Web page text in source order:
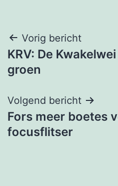
Bericht
navigatie
Vorig bericht
KRV: De
groen
Volgend bericht
Fors meer boetes
focusflitser